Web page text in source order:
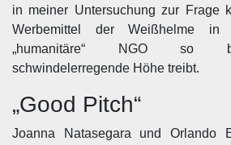
in meiner Untersuchung zur Frage
Werbemittel der Weißhelme
„humanitäre“ NGO so
schwindelerregende Höhe treibt.
„Good Pitch“
Joanna Natasegara und Orlando